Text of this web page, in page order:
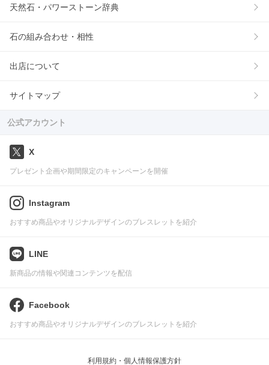
天然石・パワーストーン辞典
石の組み合わせ・相性
出店について
サイトマップ
公式アカウント
X
プレゼント企画や期間限定のキャンペーンを開催
Instagram
おすすめ商品やオリジナルデザインのブレスレットを紹介
LINE
新商品の情報や関連コンテンツを配信
Facebook
おすすめ商品やオリジナルデザインのブレスレットを紹介
利用規約・個人情報保護方針